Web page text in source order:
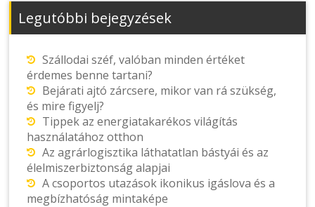
Legutóbbi bejegyzések
Szállodai széf, valóban minden értéket
érdemes benne tartani?
Bejárati ajtó zárcsere, mikor van rá szükség,
és mire figyelj?
Tippek az energiatakarékos világítás
használatához otthon
Az agrárlogisztika láthatatlan bástyái és az
élelmiszerbiztonság alapjai
A csoportos utazások ikonikus igáslova és a
megbízhatóság mintaképe